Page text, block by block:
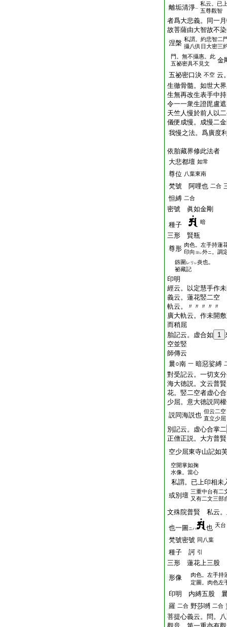
離垢清淨一
私云。已
五尊觀智
者爲大悲義。同一
故菩薩由大智故不
涅槃 私謂。約悲智二
攝八供日大密三
門。無不攝惠。此
五祕密具不見文
金
五祕密口決 不空 云
生徹骨髓。如世大
生無再改生表手中
令一一衆生證毘盧
天竺人慢於前人以
儀便成慢。成慢二
我慢之法。爲廣度
依胎藏界修此法者
大悲都壇 如常
尊位 八葉東南
梵號 阿哩也 二合
怛縛 二合
密號 眞如金剛
種子 暗
三形 賢瓶
尊形 肉色。左手持蓮
印向 ヨ レ外ニ 。調
釼圍 レリ レ炎也。
祕藏記
印明
經云。以定慧手作
義云。蓮花竪二空
軌云。〃〃〃〃〃
廣大軌云。作未開
而稍屈
胎記云。虚合如
1
空並竪
師傳云
曩○南 一 暗惡娑縛
對受記云。一切支
海大徳説。文云普
花。竪二空者虚心
少屈。意大徳説同
説同海説也 但云二空
直立少屈
別記云。虚心合掌二
正僧正説。大方普
空少屈東寺山記如
空開掌如掬
水像。當心
私謂。已上印相未
或別壇 三重中台有
又有二文三部
文殊院普賢 私云。
也一圖 ニハ 也 天台
梵號密號 同八葉
種子 訶 引
三形 蓮花上三股
形像
肉色。左手持
定圖。肉色左
印明 内縛五股
羅 二合 野莎嚩 二合
菩提心義云。問。